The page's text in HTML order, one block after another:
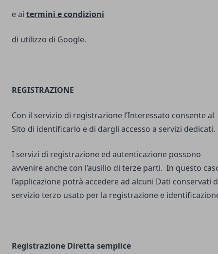
e ai termini econdizioni
di utilizzo di Google.
REGISTRAZIONE
Con il servizio di registrazione l’Interessato consente al
Sito di identificarlo e di dargli accesso a servizi dedicati.
I servizi di registrazione ed autenticazione possono
avvenire anche con l’ausilio di terze parti. In questo
l’applicazione potrà accedere ad alcuni Dati conservati
servizio terzo usato per la registrazione e
Registrazione Diretta semplice